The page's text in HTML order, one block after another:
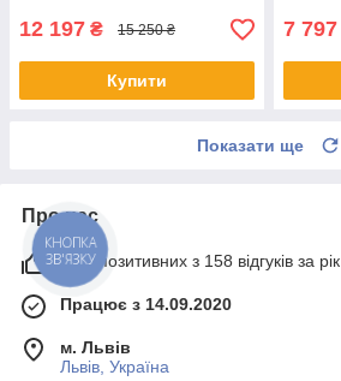
12 197 ₴ 15 250 ₴
Купити
7 797
Показати ще
Про нас
99% позитивних з 158 відгуків за рік
Працює з 14.09.2020
м. Львів
Львів, Україна
КНОПКА
ЗВ'ЯЗКУ